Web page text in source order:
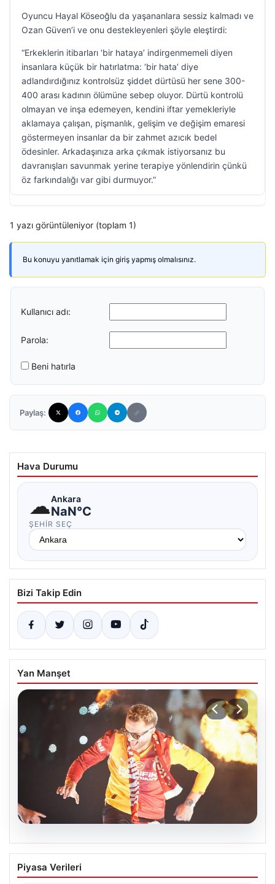
Oyuncu Hayal Köseoğlu da yaşananlara sessiz kalmadı ve
Ozan Güven’i ve onu destekleyenleri şöyle eleştirdi:
“Erkeklerin itibarları ‘bir hataya’ indirgenmemeli diyen
insanlara küçük bir hatırlatma: ‘bir hata’ diye
adlandırdığınız kontrolsüz şiddet dürtüsü her sene 300-
400 arası kadının ölümüne sebep oluyor. Dürtü kontrolü
olmayan ve inşa edemeyen, kendini iftar yemekleriyle
aklamaya çalışan, pişmanlık, gelişim ve değişim emaresi
göstermeyen insanlar da bir zahmet azıcık bedel
ödesinler. Arkadaşınıza arka çıkmak istiyorsanız bu
davranışları savunmak yerine terapiye yönlendirin çünkü
öz farkındalığı var gibi durmuyor.”
1 yazı görüntüleniyor (toplam 1)
Bu konuyu yanıtlamak için giriş yapmış olmalısınız.
Kullanıcı adı:
Parola:
Beni hatırla
Paylaş:
Hava Durumu
☁Ankara
NaN°C
ŞEHIR SEÇ
Bizi Takip Edin
Yan Manşet
06.08.2026
Barış Alper Yılmaz transferinde sürpriz!
Galatasaray’dan 2 kulübe pay
Piyasa Verileri